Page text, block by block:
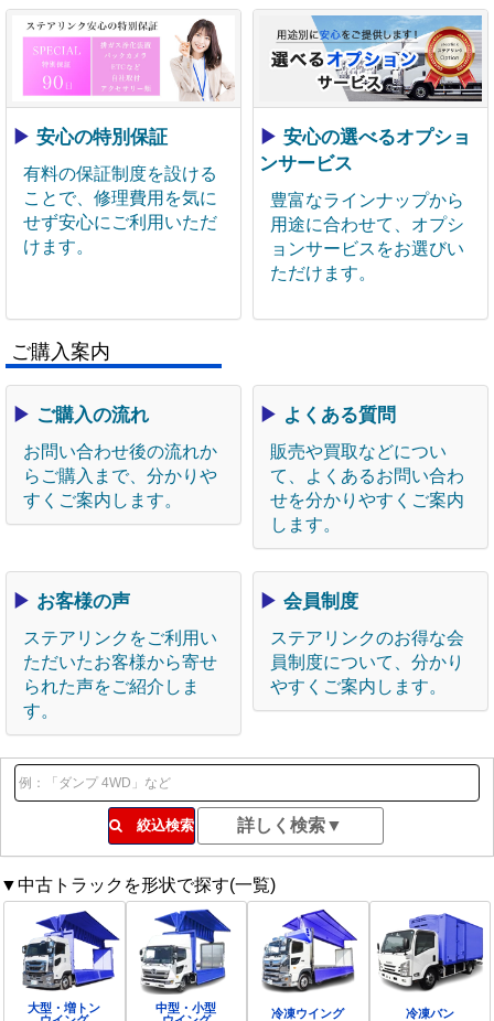
▶ 安心の特別保証
有料の保証制度を設ける
ことで、修理費用を気に
せず安心にご利用いただ
けます。
▶ 安心の選べるオプショ
ンサービス
豊富なラインナップから
用途に合わせて、オプシ
ョンサービスをお選びい
ただけます。
ご購入案内
▶ ご購入の流れ
お問い合わせ後の流れか
らご購入まで、分かりや
すくご案内します。
▶ よくある質問
販売や買取などについ
て、よくあるお問い合わ
せを分かりやすくご案内
します。
▶ お客様の声
ステアリンクをご利用い
ただいたお客様から寄せ
られた声をご紹介しま
す。
▶ 会員制度
ステアリンクのお得な会
員制度について、分かり
やすくご案内します。
絞込検索
▼中古トラックを形状で探す(一覧)
大型・増トン
中型・小型
冷凍ウイング 冷凍バン